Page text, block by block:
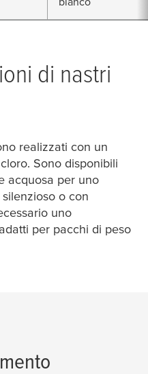
di nastri
realizzati con un
Sono disponibili
acquosa per uno
o con
uno
per pacchi di peso